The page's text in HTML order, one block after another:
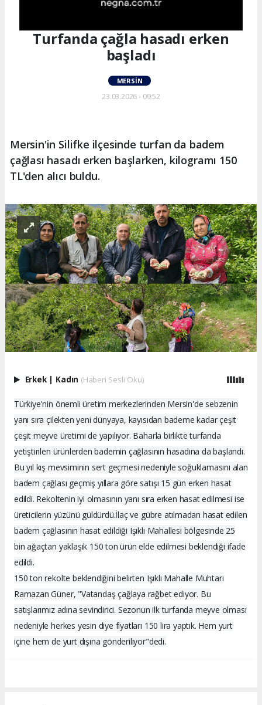
Turfanda çağla hasadı erken
başladı
MERSIN
23.03.2026 - 09:52
Mersin'in Silifke ilçesinde turfan da badem
çağlası hasadı erken başlarken, kilogramı 150
TL'den alıcı buldu.
Erkek Kadın (Haberi Sesli Oku)
Türkiye'nin önemli üretim merkezlerinden Mersin'de sebzenin
yanı sıra çilekten yeni dünyaya, kayısıdan bademe kadar çeşit
çeşit meyve üretimi de yapılıyor. Baharla birlikte turfanda
yetiştirilen ürünlerden bademin çağlasının hasadına da başlandı.
Bu yıl kış mevsiminin sert geçmesi nedeniyle soğuklamasını alan
badem çağlası geçmiş yıllara göre satışı 15 gün erken hasat
edildi. Rekoltenin iyi olmasının yanı sıra erken hasat edilmesi ise
üreticilerin yüzünü güldürdü.İlaç ve gübre atılmadan hasat edilen
badem çağlasının hasat edildiği Işıklı Mahallesi bölgesinde 25
bin ağaçtan yaklaşık 150 ton ürün elde edilmesi beklendiği ifade
edildi.
150 ton rekolte beklendiğini belirten Işıklı Mahalle Muhtarı
Ramazan Güner, "Vatandaş çağlaya rağbet ediyor. Bu
satışlarımız adına sevindirici. Sezonun ilk turfanda meyve olması
nedeniyle herkes yesin diye fiyatları 150 lira yaptık. Hem yurt
içine hem de yurt dışına gönderiliyor"dedi.